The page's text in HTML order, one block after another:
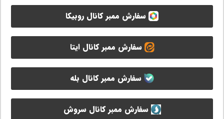
سفارش ممبر کانال روبیکا
سفارش ممبر کانال ایتا
سفارش ممبر کانال بله
سفارش ممبر کانال سروش